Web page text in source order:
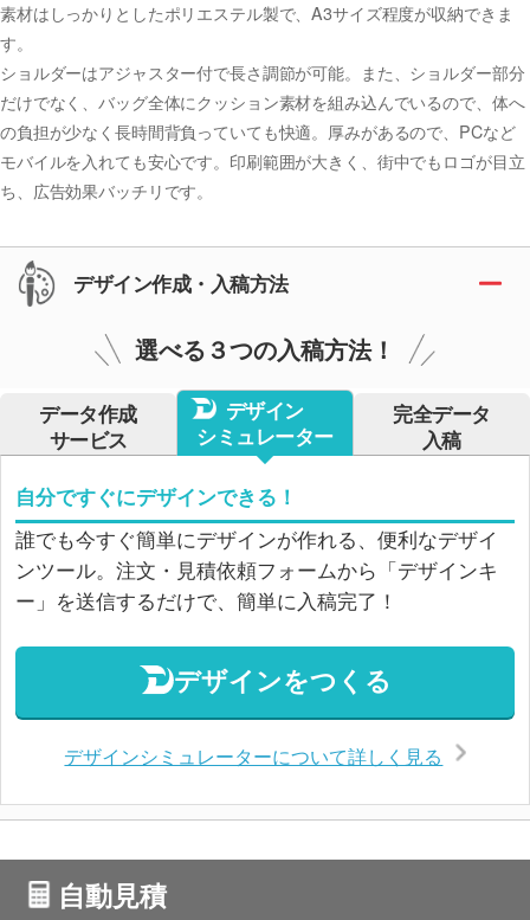
素材はしっかりとしたポリエステル製で、A3サイズ程度が収納できま
す。
ショルダーはアジャスター付で長さ調節が可能。また、ショルダー部分
だけでなく、バッグ全体にクッション素材を組み込んでいるので、体へ
の負担が少なく長時間背負っていても快適。厚みがあるので、PCなど
モバイルを入れても安心です。印刷範囲が大きく、街中でもロゴが目立
ち、広告効果バッチリです。
デザイン作成・入稿方法
選べる３つの入稿方法！
データ作成
サービス
デザイン
シミュレーター
完全データ
入稿
自分ですぐにデザインできる！
誰でも今すぐ簡単にデザインが作れる、便利なデザイ
ンツール。注文・見積依頼フォームから「デザインキ
ー」を送信するだけで、簡単に入稿完了！
デザインをつくる
デザインシミュレーターについて詳しく見る
自動見積